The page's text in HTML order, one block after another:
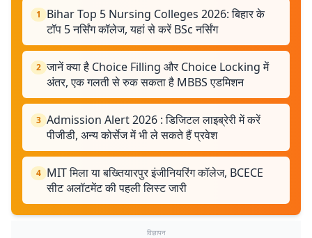
1
Bihar Top 5 Nursing Colleges 2026: बिहार के
टॉप 5 नर्सिंग कॉलेज, यहां से करें BSc नर्सिंग
2 जानें क्या है Choice Filling और Choice Locking में
अंतर, एक गलती से रुक सकता है MBBS एडमिशन
3 Admission Alert 2026 : डिजिटल लाइब्रेरी में करें
पीजीडी, अन्य कोर्सेज में भी ले सकते हैं प्रवेश
4 MIT मिला या बख्तियारपुर इंजीनियरिंग कॉलेज, BCECE
सीट अलॉटमेंट की पहली लिस्ट जारी
विज्ञापन